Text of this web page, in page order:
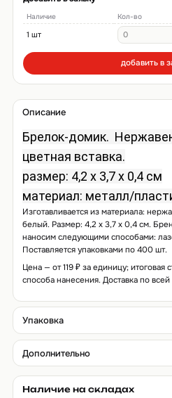
Наличие Кол-во
1 шт
добавить в
Описание
Брелок-домик.
цветная вставка.
размер: 4,2 x 3,7 x 0,4 см
материал: металл/
Изготавливается из материала:
белый. Размер: 4,2 x 3,7 x 0,4 см.
наносим следующими способами:
Поставляется упаковками по 400 шт.
Цена — от 119 ₽ за единицу; итоговая
способа нанесения. Доставка по всей
Упаковка
Дополнительно
Наличие на складах